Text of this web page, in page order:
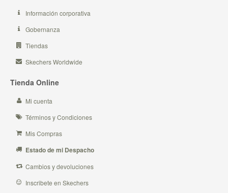
Información corporativa
Gobernanza
Tiendas
Skechers Worldwide
Tienda Online
Mi cuenta
Términos y Condiciones
Mis Compras
Estado de mi Despacho
Cambios y devoluciones
Inscribete en Skechers